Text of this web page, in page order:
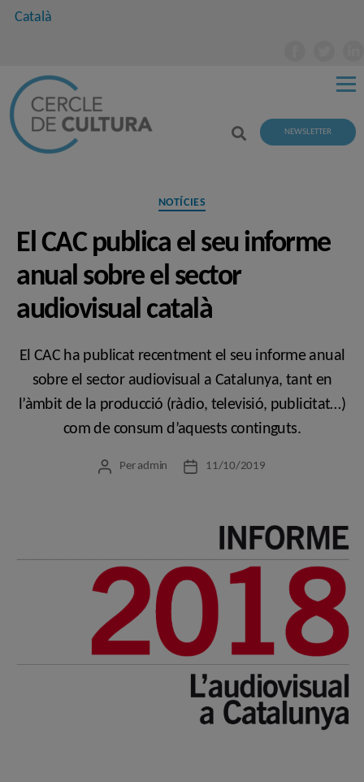
Català
NEWSLETTER
Categories
NOTÍCIES
El CAC publica el seu informe
anual sobre el sector
audiovisual català
El CAC ha publicat recentment el seu informe anual
sobre el sector audiovisual a Catalunya, tant en
l’àmbit de la producció (ràdio, televisió, publicitat…)
com de consum d’aquests continguts.
Autor
Per admin
Data11/10/2019